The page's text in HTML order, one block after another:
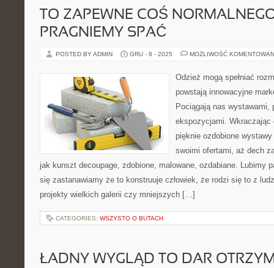
TO ZAPEWNE COŚ
PRAGNIEMY SPAĆ
POSTED BY ADMIN GRU - 8 - 2025 MOŻLIWOŚĆ
Odzież mogą spełniać
powstają innowacyjne
Pociągają nas
ekspozycjami. Wkraczając
pięknie ozdobione
swoimi ofertami, aż dech
jak kunszt decoupage, zdobione, malowane, ozdabiane. Lubimy
się zastanawiamy że to konstruuje człowiek, że rodzi się to z
projekty wielkich galerii czy mniejszych […]
CATEGORIES: WSZYSTO O BUTACH
ŁADNY WYGLĄD TO DAR